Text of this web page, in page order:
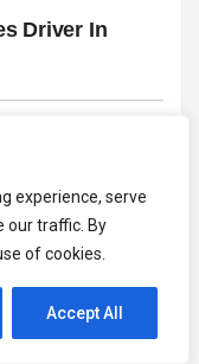
experience, serve
our traffic. By
of cookies.
Accept All